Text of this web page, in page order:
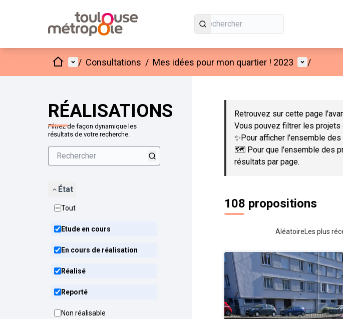
AccueilMenu principal
/ Consultations / Mes idées pour mon quartier ! 2023 Menu
/
RÉALISATIONS
Filtrez de façon dynamique les
résultats de votre recherche.
État
Tout
Etude en cours
En cours de réalisation
Réalisé
Reporté
Non réalisable
Passer la carte
Retrouvez sur cette page
Vous pouvez filtrer les projets
✨Pour afficher l'ensemble
🗺️ Pour que l'ensemble des
résultats par page.
108 propositions
Aléatoire Les plus